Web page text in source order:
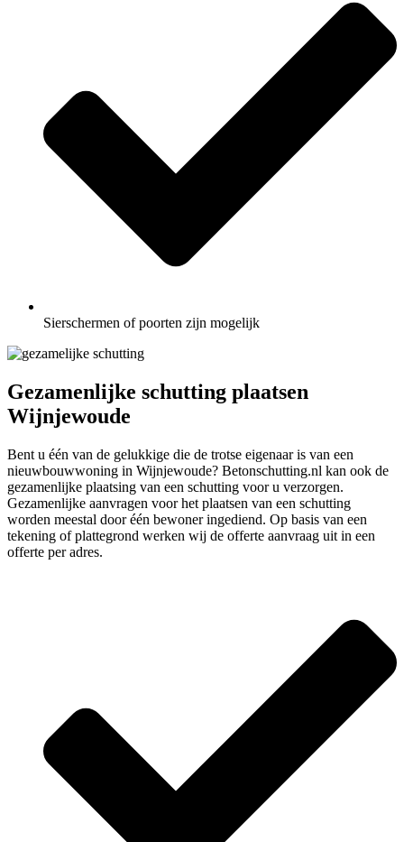
Sierschermen of poorten zijn mogelijk
Gezamenlijke schutting plaatsen
Wijnjewoude
Bent u één van de gelukkige die de trotse eigenaar is van een
nieuwbouwwoning in Wijnjewoude? Betonschutting.nl kan ook de
gezamenlijke plaatsing van een schutting voor u verzorgen.
Gezamenlijke aanvragen voor het plaatsen van een schutting
worden meestal door één bewoner ingediend. Op basis van een
tekening of plattegrond werken wij de offerte aanvraag uit in een
offerte per adres.